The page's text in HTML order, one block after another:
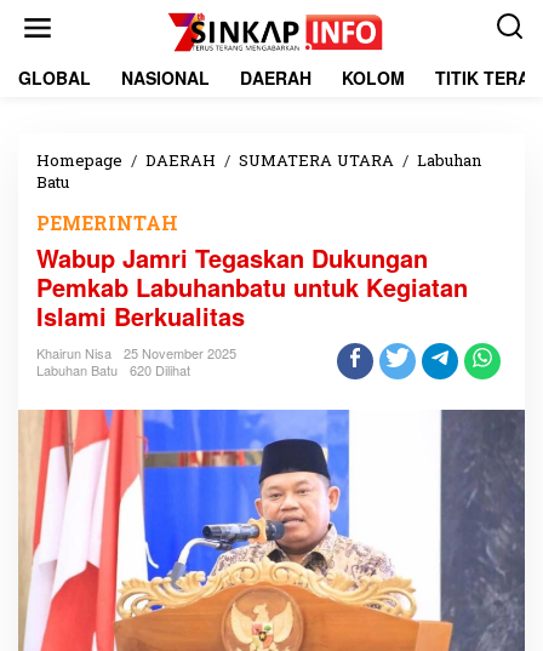
GLOBAL NASIONAL DAERAH KOLOM TITIK
Homepage / DAERAH / SUMATERA UTARA / Labuhan
Batu
b
u
p
J
a
r
i
e
g
a
s
D
PEMERINTAH
Wabup Jamri Tegaskan Dukungan
Pemkab Labuhanbatu untuk Kegiatan
Islami Berkualitas
Khairun Nisa
25 November 2025
Labuhan Batu
620 Dilihat